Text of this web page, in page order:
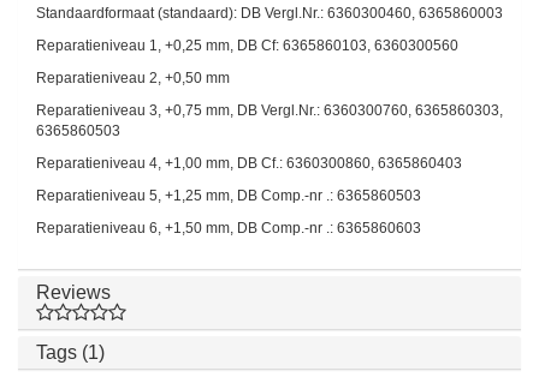
Standaardformaat (standaard): DB Vergl.Nr.: 6360300460, 6365860003
Reparatieniveau 1, +0,25 mm, DB Cf: 6365860103, 6360300560
Reparatieniveau 2, +0,50 mm
Reparatieniveau 3, +0,75 mm, DB Vergl.Nr.: 6360300760, 6365860303,
6365860503
Reparatieniveau 4, +1,00 mm, DB Cf.: 6360300860, 6365860403
Reparatieniveau 5, +1,25 mm, DB Comp.-nr .: 6365860503
Reparatieniveau 6, +1,50 mm, DB Comp.-nr .: 6365860603
Reviews
Tags (1)